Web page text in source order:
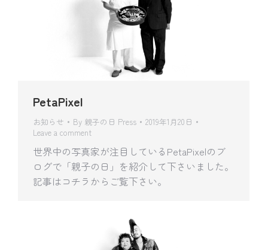
PetaPixel
お知らせ By 親子の日 Press
2019年1月20日
Leave a comment
世界中の写真家が注目しているPetaPixelのブ
ログで「親子の日」を紹介して下さいました。
記事はコチラからご覧下さい。